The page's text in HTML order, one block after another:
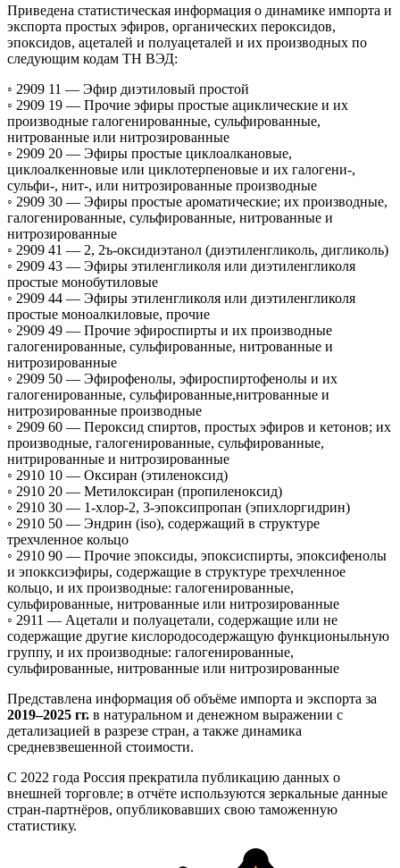
Приведена статистическая информация о динамике импорта и
экспорта простых эфиров, органических пероксидов,
эпоксидов, ацеталей и полуацеталей и их производных по
следующим кодам ТН ВЭД:
◦ 2909 11 — Эфир диэтиловый простой
◦ 2909 19 — Прочие эфиры простые ациклические и их
производные галогенированные, сульфированные,
нитрованные или нитрозированные
◦ 2909 20 — Эфиры простые циклоалкановые,
циклоалкенновые или циклотерпеновые и их галогени-,
сульфи-, нит-, или нитрозированные производные
◦ 2909 30 — Эфиры простые ароматические; их производные,
галогенированные, сульфированные, нитрованные и
нитрозированные
◦ 2909 41 — 2, 2ъ-оксидиэтанол (диэтиленгликоль, дигликоль)
◦ 2909 43 — Эфиры этиленгликоля или диэтиленгликоля
простые монобутиловые
◦ 2909 44 — Эфиры этиленгликоля или диэтиленгликоля
простые моноалкиловые, прочие
◦ 2909 49 — Прочие эфироспирты и их производные
галогенированные, сульфированные, нитрованные и
нитрозированные
◦ 2909 50 — Эфирофенолы, эфироспиртофенолы и их
галогенированные, сульфированные,нитрованные и
нитрозированные производные
◦ 2909 60 — Пероксид спиртов, простых эфиров и кетонов; их
производные, галогенированные, сульфированные,
нитрированные и нитрозированные
◦ 2910 10 — Оксиран (этиленоксид)
◦ 2910 20 — Метилоксиран (пропиленоксид)
◦ 2910 30 — 1-хлор-2, 3-эпоксипропан (эпихлоргидрин)
◦ 2910 50 — Эндрин (iso), содержащий в структуре
трехчленное кольцо
◦ 2910 90 — Прочие эпоксиды, эпоксиспирты, эпоксифенолы
и эпокксиэфиры, содержащие в структуре трехчленное
кольцо, и их производные: галогенированные,
сульфированные, нитрованные или нитрозированные
◦ 2911 — Ацетали и полуацетали, содержащие или не
содержащие другие кислородосодержащую функционыльную
группу, и их производные: галогенированные,
сульфированные, нитрованные или нитрозированные
Представлена информация об объёме импорта и экспорта за
2019–2025 гг. в натуральном и денежном выражении с
детализацией в разрезе стран, а также динамика
средневзвешенной стоимости.
С 2022 года Россия прекратила публикацию данных о
внешней торговле; в отчёте используются зеркальные данные
стран-партнёров, опубликовавших свою таможенную
статистику.